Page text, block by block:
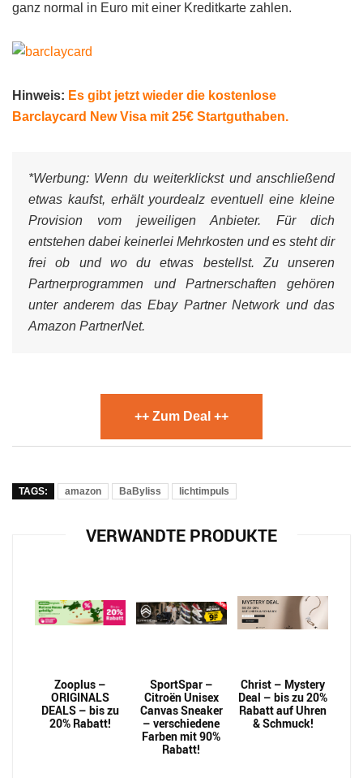
ganz normal in Euro mit einer Kreditkarte zahlen.
Hinweis: Es gibt jetzt wieder die kostenlose
Barclaycard New Visa mit 25€ Startguthaben.
*Werbung: Wenn du weiterklickst und anschließend
etwas kaufst, erhält yourdealz eventuell eine kleine
Provision vom jeweiligen Anbieter. Für dich
entstehen dabei keinerlei Mehrkosten und es steht dir
frei ob und wo du etwas bestellst. Zu unseren
Partnerprogrammen und Partnerschaften gehören
unter anderem das Ebay Partner Network und das
Amazon PartnerNet.
++ Zum Deal ++
TAGS: amazon BaByliss lichtimpuls
VERWANDTE PRODUKTE
Zooplus –
ORIGINALS
DEALS – bis zu
20% Rabatt!
SportSpar –
Citroën Unisex
Canvas Sneaker
– verschiedene
Farben mit 90%
Rabatt!
Christ – Mystery
Deal – bis zu 20%
Rabatt auf Uhren
& Schmuck!